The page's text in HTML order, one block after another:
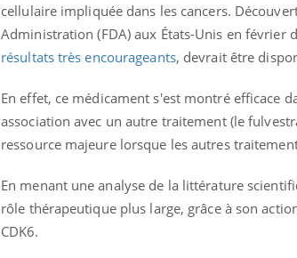
cellulaire impliquée dans les cancers.
Administration (FDA) aux États-Unis en février
résultats très encourageants, devrait être
En effet, ce médicament s'est montré efficace
association avec un autre traitement (le
ressource majeure lorsque les autres
En menant une analyse de la littérature
rôle thérapeutique plus large, grâce à son
CDK6.
Bébés, jeunes enfants :
quelle trousse à
vacances ?